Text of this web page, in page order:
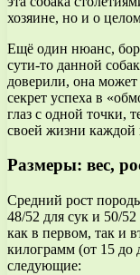
хозяине, но и о
Ещё один нюанс,
сути-то данной
доверили, она
секрет успеха в
глаз с одной точки,
своей жизни каждой
Размеры: вес,
Средний рост
48/52 для сук и 50/
как в первом, так и
килограмм (от 15 до
следующие: